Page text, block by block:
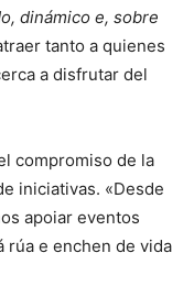
dinámico e, sobre
tanto a quienes
a disfrutar del
compromiso de la
iniciativas. «Desde
apoiar eventos
rúa e enchen de vida